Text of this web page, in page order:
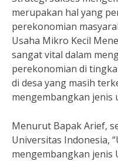
merupakan hal yang
perekonomian
Usaha Mikro Kecil
sangat vital dalam
perekonomian di
di desa yang masih
mengembangkan jenis
Menurut Bapak Arief,
Universitas Indonesia,
mengembangkan jenis